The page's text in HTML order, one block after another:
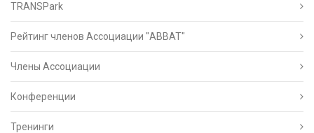
TRANSPark
Рейтинг членов Ассоциации "АВВАТ"
Члены Ассоциации
Конференции
Тренинги